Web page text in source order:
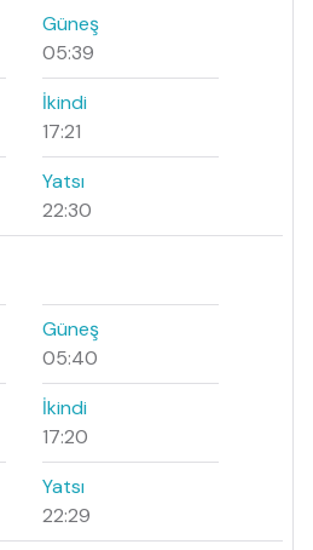
Güneş
05:39
İkindi
17:21
Yatsı
22:30
Güneş
05:40
İkindi
17:20
Yatsı
22:29